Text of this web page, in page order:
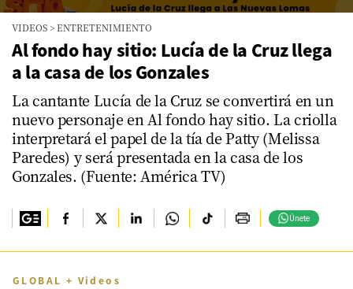
seconds
33
seconds
VIDEOS >ENTRETENIMIENTO
Al fondo hay sitio: Lucía de la Cruz llega
a la casa de los Gonzales
La cantante Lucía de la Cruz se convertirá en un
nuevo personaje en Al fondo hay sitio. La criolla
interpretará el papel de la tía de Patty (Melissa
Paredes) y será presentada en la casa de los
Gonzales. (Fuente: América TV)
Únete
GLOBAL + Videos